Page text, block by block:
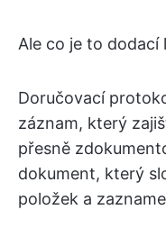
Ale co je to dodací
Doručovací
záznam, který
přesně
dokument, který
položek a